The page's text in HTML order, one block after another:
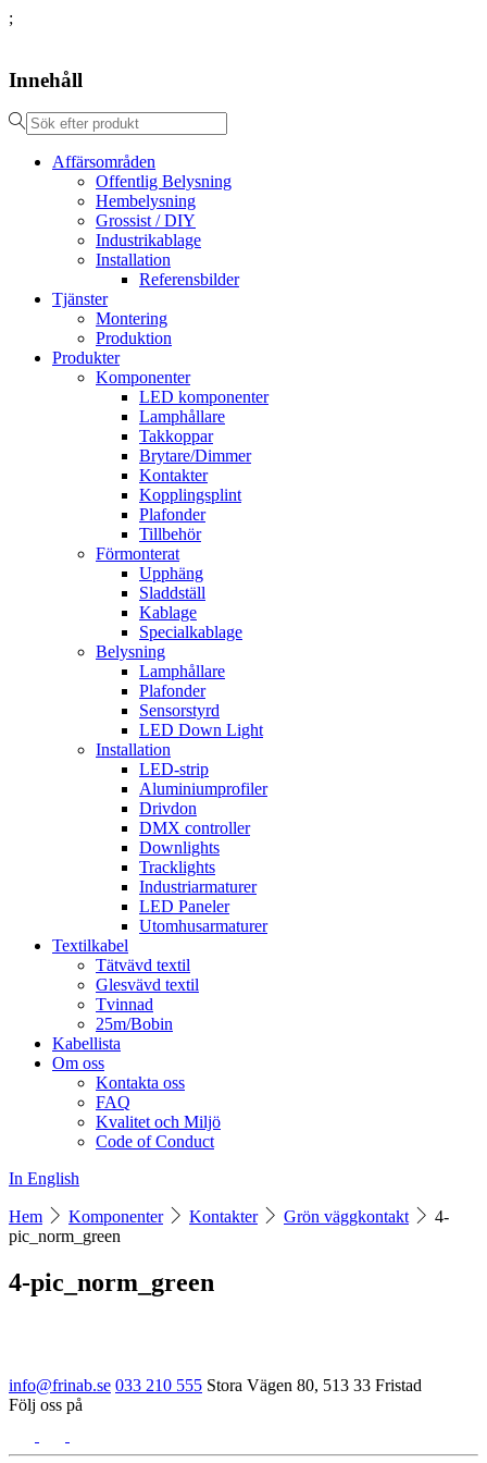
;
Innehåll
Affärsområden
Offentlig Belysning
Hembelysning
Grossist / DIY
Industrikablage
Installation
Referensbilder
Tjänster
Montering
Produktion
Produkter
Komponenter
LED komponenter
Lamphållare
Takkoppar
Brytare/Dimmer
Kontakter
Kopplingsplint
Plafonder
Tillbehör
Förmonterat
Upphäng
Sladdställ
Kablage
Specialkablage
Belysning
Lamphållare
Plafonder
Sensorstyrd
LED Down Light
Installation
LED-strip
Aluminiumprofiler
Drivdon
DMX controller
Downlights
Tracklights
Industriarmaturer
LED Paneler
Utomhusarmaturer
Textilkabel
Tätvävd textil
Glesvävd textil
Tvinnad
25m/Bobin
Kabellista
Om oss
Kontakta oss
FAQ
Kvalitet och Miljö
Code of Conduct
In English
Hem Komponenter Kontakter Grön väggkontakt
4-
pic_norm_green
4-pic_norm_green
info@frinab.se 033 210 555 Stora Vägen 80, 513 33 Fristad
Följ oss på